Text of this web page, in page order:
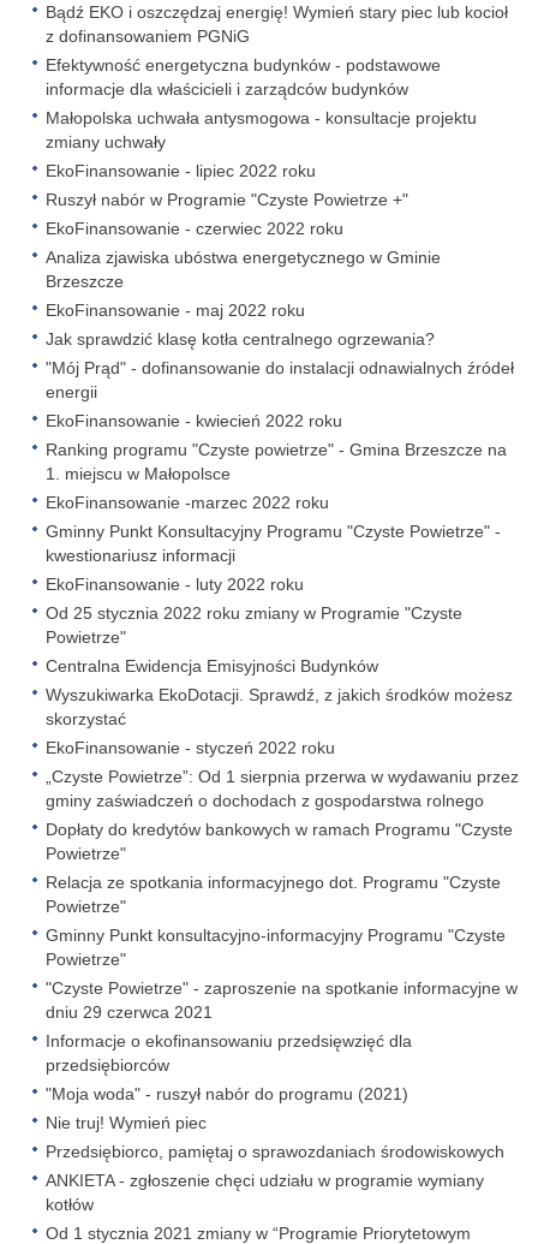
Bądź EKO i oszczędzaj energię! Wymień stary piec lub kocioł
z dofinansowaniem PGNiG
Efektywność energetyczna budynków - podstawowe
informacje dla właścicieli i zarządców budynków
Małopolska uchwała antysmogowa - konsultacje projektu
zmiany uchwały
EkoFinansowanie - lipiec 2022 roku
Ruszył nabór w Programie "Czyste Powietrze +"
EkoFinansowanie - czerwiec 2022 roku
Analiza zjawiska ubóstwa energetycznego w Gminie
Brzeszcze
EkoFinansowanie - maj 2022 roku
Jak sprawdzić klasę kotła centralnego ogrzewania?
"Mój Prąd" - dofinansowanie do instalacji odnawialnych źródeł
energii
EkoFinansowanie - kwiecień 2022 roku
Ranking programu "Czyste powietrze" - Gmina Brzeszcze na
1. miejscu w Małopolsce
EkoFinansowanie -marzec 2022 roku
Gminny Punkt Konsultacyjny Programu "Czyste Powietrze" -
kwestionariusz informacji
EkoFinansowanie - luty 2022 roku
Od 25 stycznia 2022 roku zmiany w Programie "Czyste
Powietrze"
Centralna Ewidencja Emisyjności Budynków
Wyszukiwarka EkoDotacji. Sprawdź, z jakich środków możesz
skorzystać
EkoFinansowanie - styczeń 2022 roku
„Czyste Powietrze”: Od 1 sierpnia przerwa w wydawaniu przez
gminy zaświadczeń o dochodach z gospodarstwa rolnego
Dopłaty do kredytów bankowych w ramach Programu "Czyste
Powietrze"
Relacja ze spotkania informacyjnego dot. Programu "Czyste
Powietrze"
Gminny Punkt konsultacyjno-informacyjny Programu "Czyste
Powietrze"
"Czyste Powietrze" - zaproszenie na spotkanie informacyjne w
dniu 29 czerwca 2021
Informacje o ekofinansowaniu przedsięwzięć dla
przedsiębiorców
"Moja woda" - ruszył nabór do programu (2021)
Nie truj! Wymień piec
Przedsiębiorco, pamiętaj o sprawozdaniach środowiskowych
ANKIETA - zgłoszenie chęci udziału w programie wymiany
kotłów
Od 1 stycznia 2021 zmiany w “Programie Priorytetowym